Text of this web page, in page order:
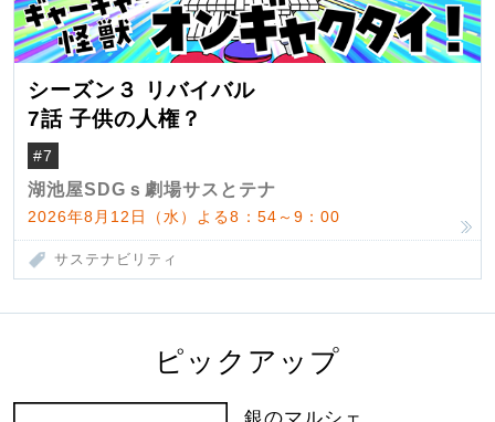
シーズン３ リバイバル
7話 子供の人権？
#7
湖池屋SDGｓ劇場サスとテナ
2026年8月12日（水）よる8：54～9：00
サステナビリティ
ピックアップ